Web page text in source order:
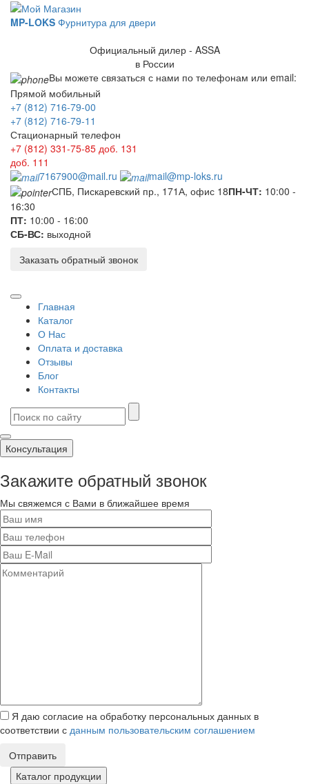
MP-LOKS Фурнитура для двери
Официальный дилер - ASSA
в России
Вы можете связаться с нами по телефонам или email:
Прямой мобильный
+7 (812) 716-79-00
+7 (812) 716-79-11
Стационарный телефон
+7 (812) 331-75-85 доб. 131
доб. 111
7167900@mail.ru
mail@mp-loks.ru
СПБ, Пискаревский пр., 171А, офис 18ПН-ЧТ: 10:00 -
16:30
ПТ: 10:00 - 16:00
СБ-ВС: выходной
Заказать обратный звонок
Главная
Каталог
О Нас
Оплата и доставка
Отзывы
Блог
Контакты
Консультация
Закажите обратный звонок
Мы свяжемся с Вами в ближайшее время
Я даю согласие на обработку персональных данных в
соответствии с данным пользовательским соглашением
Отправить
Каталог продукции